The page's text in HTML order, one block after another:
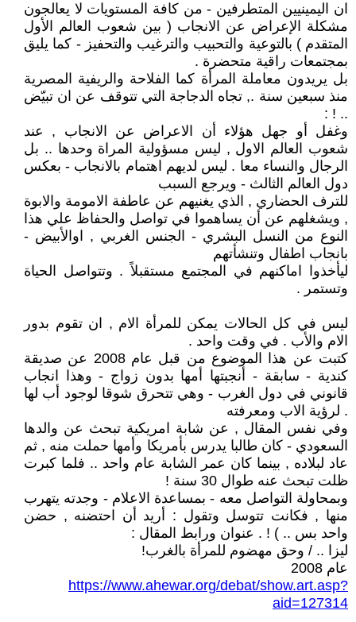
ان اليمينيين المتطرفين - من كافة المستويات لا يعالجون
مشكلة الإعراض عن الانجاب ( بين شعوب العالم الأول
المتقدم ) بالتوعية والتحبيب والترغيب والتحفيز - كما يليق
بمجتمعات راقية متحضرة .
بل يريدون معاملة المرأة كما الفلاحة والريفية المصرية
منذ سبعين سنة ., تجاه الدجاجة التي تتوقف عن ان تبيّض
.. ! :
وغفل أو جهل هؤلاء أن الاعراض عن الانجاب , عند
شعوب العالم الاول , ليس مسؤولية المراة وحدها .. بل
الرجال والنساء معا . ليس لديهم اهتمام بالانجاب - بعكس
دول العالم الثالث - ويرجع السبب
للترف الحضاري , الذي يغنيهم عن عاطفة الامومة والابوة
, ويشغلهم عن أن يساهموا في تواصل والحفاظ علي هذا
النوع من النسل البشري - الجنس الغربي , اوالأبيض -
بانجاب اطفال وتنشأتهم
ليأخذوا اماكنهم في المجتمع مستقبلاً . وتتواصل الحياة
وتستمر .
ليس في كل الحالات يمكن للمرأة الام , ان تقوم بدور
الام والأب . في وقت واحد .
كتبت عن هذا الموضوع من قبل عام 2008 عن صديقة
كندية - سابقة - أنجبتها أمها بدون زواج - وهذا انجاب
قانوني في دول الغرب - وهي تتحرق شوقا لوجود أب لها
. لرؤية الاب ومعرفته
وفي نفس المقال , عن شابة امريكية تبحث عن والدها
السعودي - كان طالبا يدرس بأمريكا وأمها حملت منه , ثم
عاد لبلاده , بينما كان عمر الشابة عام واحد .. فلما كبرت
ظلت تبحث عنه طوال 30 سنة !
وبمحاولة التواصل معه - بمساعدة الاعلام - وجدته يتهرب
منها , فكانت تتوسل وتقول : أريد أن احتضنه , حضن
واحد بس .. ) ! . عنوان ورابط المقال :
ليزا .. / وحق مهضوم للمرأة بالغرب!
عام 2008
https://www.ahewar.org/debat/show.art.asp?
aid=127314